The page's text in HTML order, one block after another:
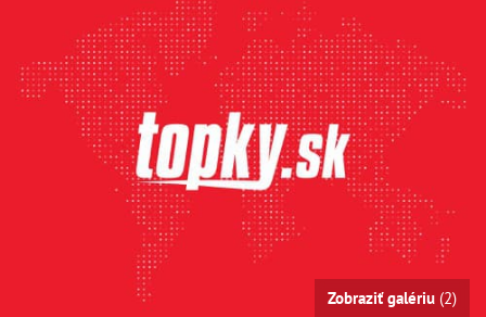
Zobraziť galériu (2)